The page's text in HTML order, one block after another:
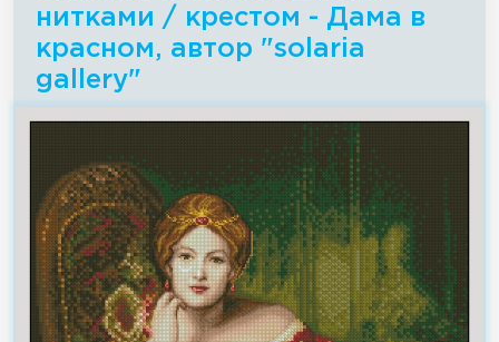
нитками / крестом - Дама в
красном, автор "solaria
gallery"